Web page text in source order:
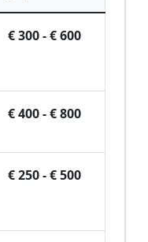
€ 300 - € 600
€ 400 - € 800
€ 250 - € 500